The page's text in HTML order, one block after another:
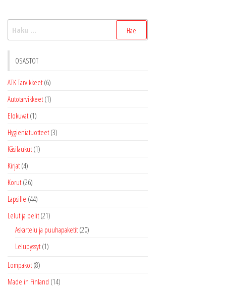
OSASTOT
ATK Tarvikkeet (6)
Autotarvikkeet (1)
Elokuvat (1)
Hygieniatuotteet (3)
Käsilaukut (1)
Kirjat (4)
Korut (26)
Lapsille (44)
Lelut ja pelit (21)
Askartelu ja puuhapaketit (20)
Lelupyssyt (1)
Lompakot (8)
Made in Finland (14)